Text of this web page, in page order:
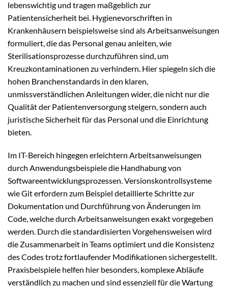
lebenswichtig und tragen maßgeblich zur
Patientensicherheit bei. Hygienevorschriften in
Krankenhäusern beispielsweise sind als Arbeitsanweisungen
formuliert, die das Personal genau anleiten, wie
Sterilisationsprozesse durchzuführen sind, um
Kreuzkontaminationen zu verhindern. Hier spiegeln sich die
hohen Branchenstandards in den klaren,
unmissverständlichen Anleitungen wider, die nicht nur die
Qualität der Patientenversorgung steigern, sondern auch
juristische Sicherheit für das Personal und die Einrichtung
bieten.
Im IT-Bereich hingegen erleichtern Arbeitsanweisungen
durch Anwendungsbeispiele die Handhabung von
Softwareentwicklungsprozessen. Versionskontrollsysteme
wie Git erfordern zum Beispiel detaillierte Schritte zur
Dokumentation und Durchführung von Änderungen im
Code, welche durch Arbeitsanweisungen exakt vorgegeben
werden. Durch die standardisierten Vorgehensweisen wird
die Zusammenarbeit in Teams optimiert und die Konsistenz
des Codes trotz fortlaufender Modifikationen sichergestellt.
Praxisbeispiele helfen hier besonders, komplexe Abläufe
verständlich zu machen und sind essenziell für die Wartung